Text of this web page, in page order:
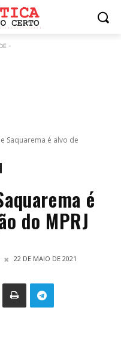
-
Saquarema é alvo de
é
do MPRJ
22 DE MAIO DE 2021